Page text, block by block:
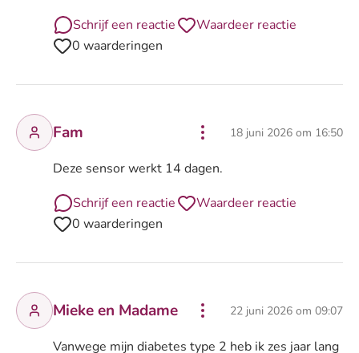
Schrijf een reactie
Waardeer reactie
0 waarderingen
Fam 18 juni 2026 om 16:50
Deze sensor werkt 14 dagen.
Schrijf een reactie
Waardeer reactie
0 waarderingen
Mieke en Madame 22 juni 2026 om 09:07
Vanwege mijn diabetes type 2 heb ik zes jaar lang